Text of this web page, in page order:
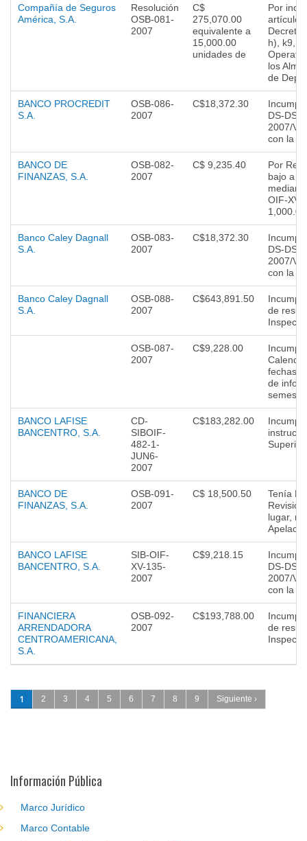
Compañía de Seguros
América, S.A.
Resolución
OSB-081-
2007
C$
275,070.00
equivalente a
15,000.00
unidades de
Por
Decreto
h), k9,
los
de
BANCO PROCREDIT
S.A.
OSB-086-
2007
C$18,372.30
DS-
2007/
con la
BANCO DE
FINANZAS, S.A.
OSB-082-
2007
C$ 9,235.40
Por
bajo a
OIF-XV-
1,000.00
Banco Caley Dagnall
S.A.
OSB-083-
2007
C$18,372.30
DS-
2007/
con la
Banco Caley Dagnall
S.A.
OSB-088-
2007
C$643,891.50
de
OSB-087-
2007
C$9,228.00
fechas
de
BANCO LAFISE
BANCENTRO, S.A.
CD-
SIBOIF-
482-1-
JUN6-
2007
C$183,282.00
BANCO DE
FINANZAS, S.A.
OSB-091-
2007
C$ 18,500.50
Tenía
lugar,
BANCO LAFISE
BANCENTRO, S.A.
SIB-OIF-
XV-135-
2007
C$9,218.15
DS-
2007/
con la
FINANCIERA
ARRENDADORA
CENTROAMERICANA,
S.A.
OSB-092-
2007
C$193,788.00
de
Páginas
1 2 3 4 5 6 7 8 9 Siguiente ›
Información Pública
Marco Jurídico
Marco Contable